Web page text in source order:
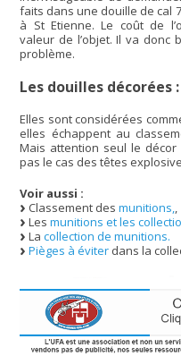
faits dans une douille de cal
à St Etienne. Le coût de
valeur de l’objet. Il va donc
problème.
Les douilles décorées :
Elles sont considérées
elles échappent au
Mais attention seul le décor
pas le cas des têtes
Voir aussi :
Classement desmunitions,,
Lesmunitions et les
Lacollection de munitions.
Pièges à éviter dans la